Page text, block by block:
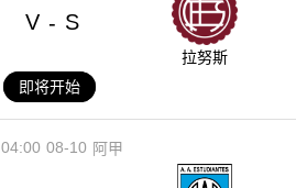
V - S
拉努斯
即将开始
08-10
04:00 阿甲